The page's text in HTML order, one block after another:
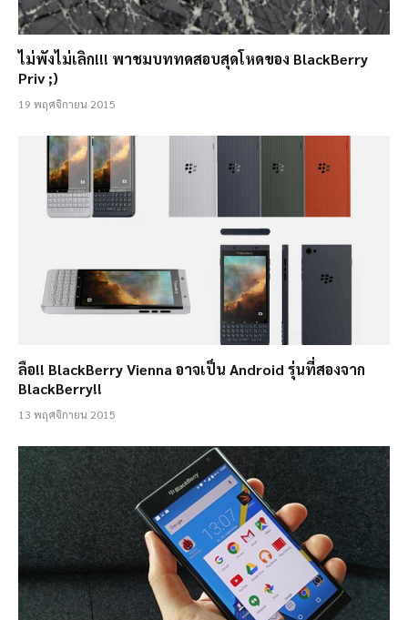
ไม่พังไม่เลิก!!! พาชมบททดสอบสุดโหดของ BlackBerry
Priv ;)
19 พฤศจิกายน 2015
ลือ!! BlackBerry Vienna อาจเป็น Android รุ่นที่สองจาก
BlackBerry!!
13 พฤศจิกายน 2015